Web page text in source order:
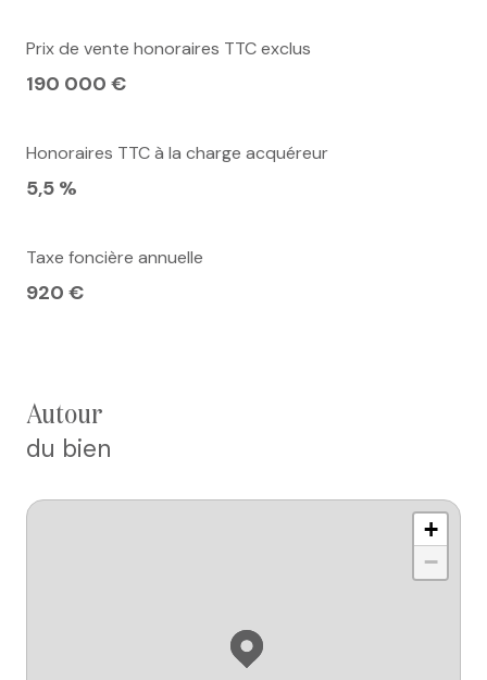
Prix de vente honoraires TTC exclus
190 000 €
Honoraires TTC à la charge acquéreur
5,5 %
Taxe foncière annuelle
920 €
autour
du bien
+
−